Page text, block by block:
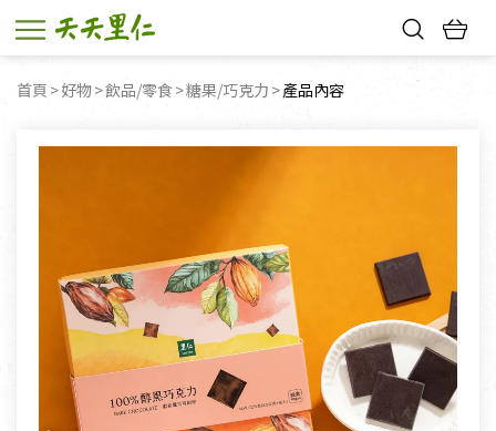
首頁 好物 飲品/零食 糖果/巧克力 目前頁面：
產品內容